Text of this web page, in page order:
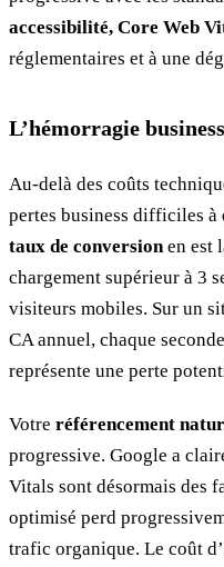
accessibilité, Core Web
réglementaires et à une
L’hémorragie
Au-delà des coûts
pertes business difficiles
taux de conversionen est
chargement supérieur à 3
visiteurs mobiles. Sur un
CA annuel, chaque
représente une perte
Votre référencement
progressive. Google a
Vitals sont désormais des
optimisé perd
trafic organique. Le coût